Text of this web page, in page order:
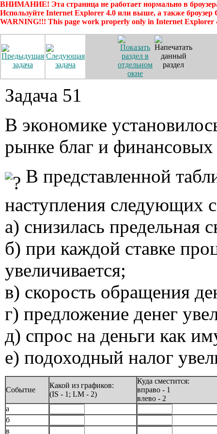
ВНИМАНИЕ! Эта страница не работает нормально в
Используйте Internet Explorer 4.0 или выше, а также броузер
WARNING!!! This page work properly only in Internet Explorer
Задача 51
В экономике
рынке благ и
В представленной
наступления следующих
а) снизилась предельная
б) при каждой ставке
увеличивается;
в) скорость обращения
г) предложение денег
д) спрос на деньги как
е) подоходный налог
Событие
Какой из графиков:
(IS - 1; LM - 2)
Куда сместится:
вправо - 1
влево - 2
а
б
в